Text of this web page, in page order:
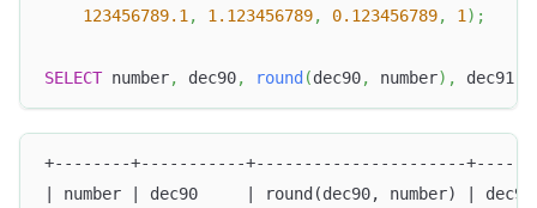
123456789.1, 1.123456789, 0.123456789, 1) ;
SELECT number, dec90, round (dec90, number) , dec91
+--------+-----------+----------------------
| number | dec90     | round(dec90, number) |